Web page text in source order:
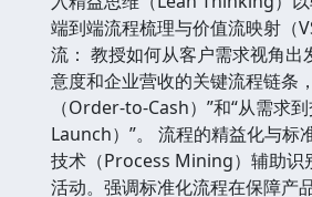
端到端流程梳理与价值流映射（
流： 教授如何从客户需求视角出
意度和企业营收的关键流程链条
（Order-to-Cash）”和“从需求
Launch）”。 流程的精益化与标
技术（Process Mining）辅助识
活动。强调标准化流程在保障产